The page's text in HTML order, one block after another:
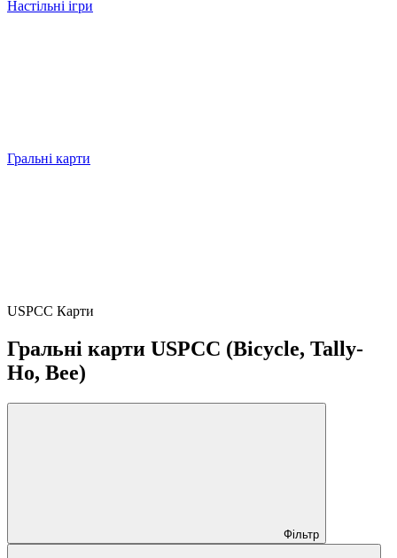
Настільні ігри
Гральні карти
USPCC Карти
Гральні карти USPCC (Bicycle, Tally-
Ho, Bee)
Фільтр